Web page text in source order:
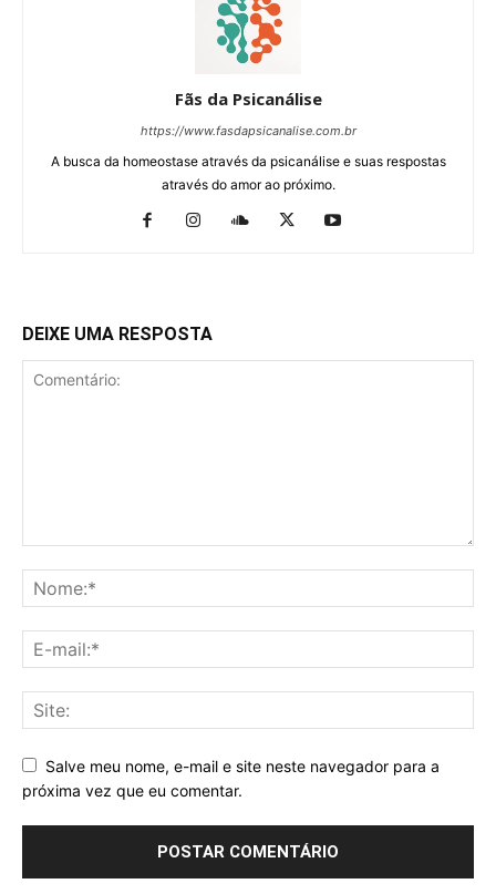
Fãs da Psicanálise
https://www.fasdapsicanalise.com.br
A busca da homeostase através da psicanálise e suas respostas
através do amor ao próximo.
DEIXE UMA RESPOSTA
Salve meu nome, e-mail e site neste navegador para a
próxima vez que eu comentar.